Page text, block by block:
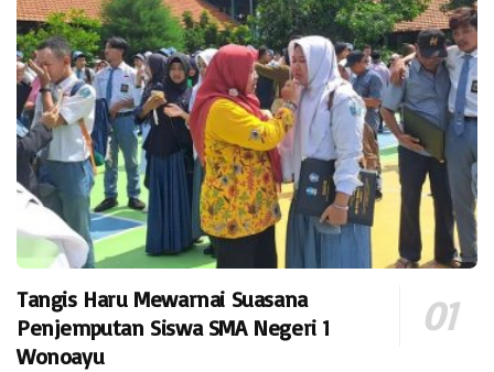
Tangis Haru Mewarnai Suasana
Penjemputan Siswa SMA Negeri 1
Wonoayu